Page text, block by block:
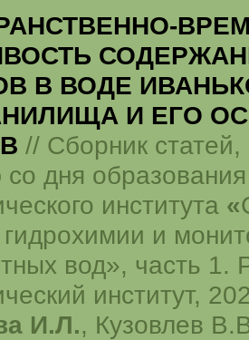
В ВОДЕ
И ЕГО
// Сборник
дня образования
института «
и
вод», часть 1.
институт,
И.Л., Кузовлев